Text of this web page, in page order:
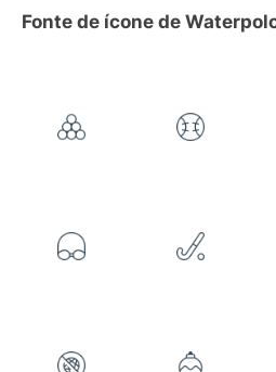
Fonte de ícone de